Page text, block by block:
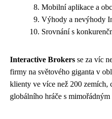
Mobilní aplikace a
Výhody a nevýhody
Srovnání s
Interactive Brokers se za víc
firmy na světového giganta v
klienty ve více než 200 zemích,
globálního hráče s mimořádným